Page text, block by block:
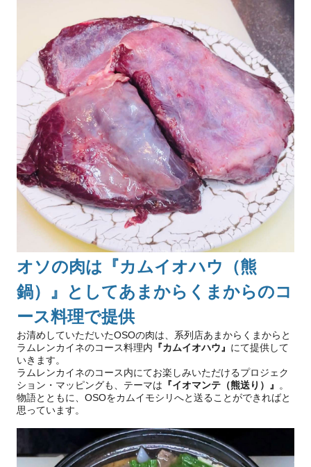
オソの肉は『カムイオハウ（熊
鍋）』としてあまからくまからのコ
ース料理で提供
お清めしていただいたOSOの肉は、系列店あまからくまからと
ラムレンカイネのコース料理内 『カムイオハウ』 にて提供して
いきます。
ラムレンカイネのコース内にてお楽しみいただけるプロジェク
ション・マッピングも、テーマは 『イオマンテ（熊送り）』 。
物語とともに、OSOをカムイモシリへと送ることができればと
思っています。